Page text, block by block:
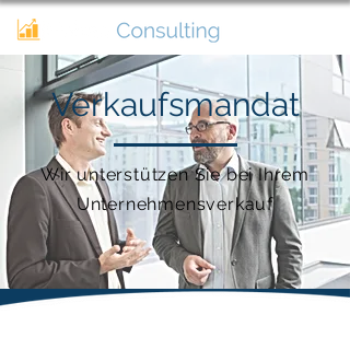
Verkaufsmandat
Wir unterstützen Sie bei Ihrem
Unternehmensverkauf